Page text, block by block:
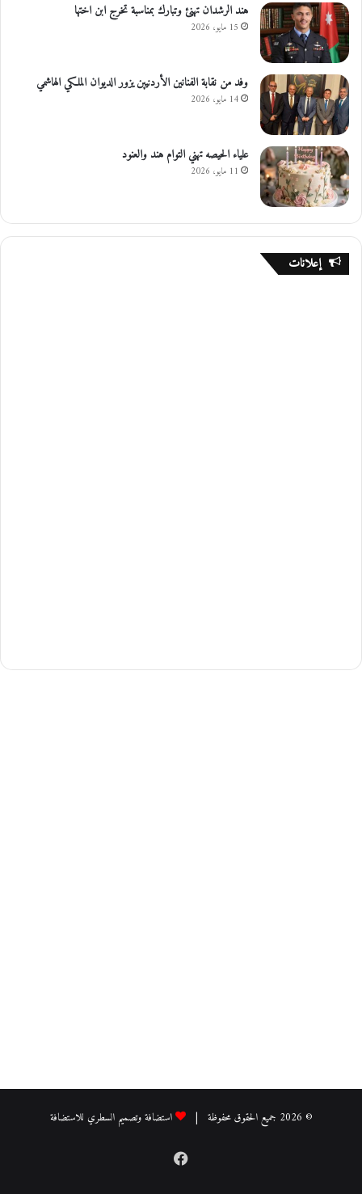
هند الرشدان تهنئ وتبارك بمناسبة تخرج ابن اختها
15 مايو، 2026
وفد من نقابة الفنانين الأردنيين يزور الديوان الملكي الهاشمي
14 مايو، 2026
علياء الحيصه تهني التوام هند والعنود
11 مايو، 2026
إعلانات
© 2026 جميع الحقوق محفوظة | استضافة وتصميم السطري للاستضافة